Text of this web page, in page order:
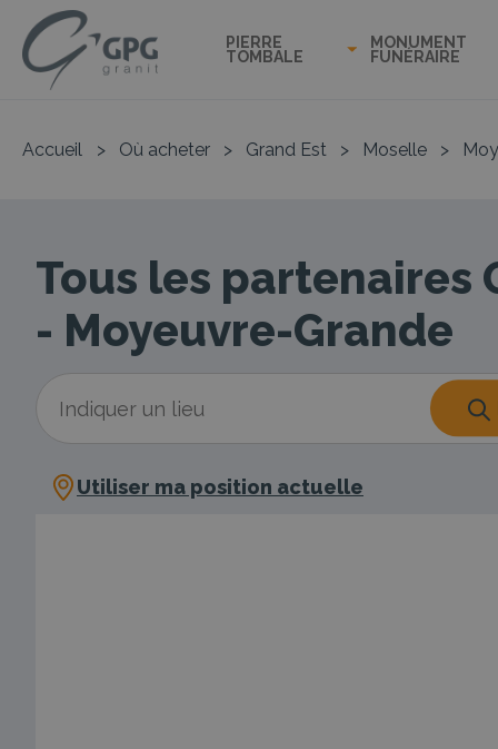
PIERRE
TOMBALE
MONUMENT
FUNÉRAIRE
Accueil > Où acheter > Grand Est > Moselle >
Tous les partenaires
- Moyeuvre-Grande
Utiliser ma position actuelle